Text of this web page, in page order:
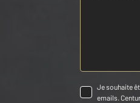
Je souhaite
emails.